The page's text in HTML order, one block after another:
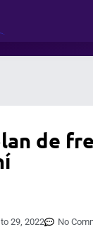
de
29, 2022 No